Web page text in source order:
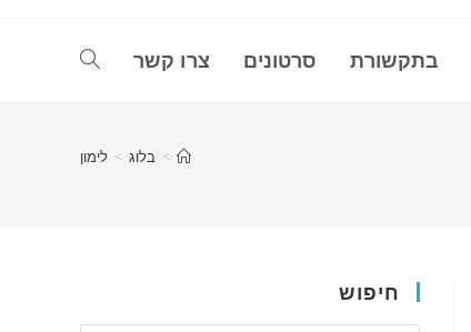
בתקשורת סרטונים צרו קשר Toggle
> בלוג > לימון
חיפוש